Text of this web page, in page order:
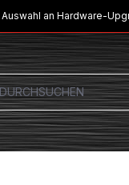
an Hardware-